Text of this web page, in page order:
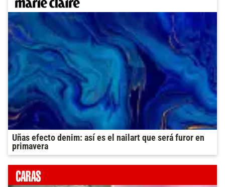
Uñas efecto denim: así es el nailart que será furor en
primavera